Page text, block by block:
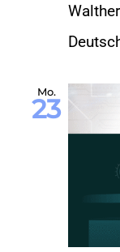
Mo.
23